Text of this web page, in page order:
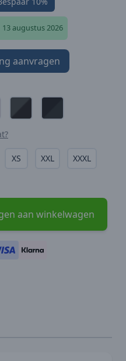
13 augustus 2026
aanvragen
XS XXL XXXL
aan winkelwagen